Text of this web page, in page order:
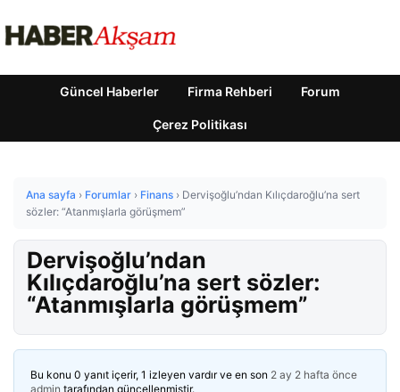
Güncel Haberler Firma Rehberi Forum
Çerez Politikası
Ana sayfa › Forumlar › Finans › Dervişoğlu’ndan Kılıçdaroğlu’na sert
sözler: “Atanmışlarla görüşmem”
Dervişoğlu’ndan
Kılıçdaroğlu’na sert sözler:
“Atanmışlarla görüşmem”
Bu konu 0 yanıt içerir, 1 izleyen vardır ve en son 2 ay 2 hafta önce
admin tarafından güncellenmiştir.